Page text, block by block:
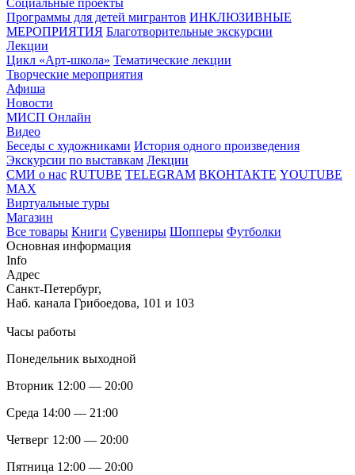
Социальные проекты
Программы для детей мигрантов ИНКЛЮЗИВНЫЕ
МЕРОПРИЯТИЯ Благотворительные экскурсии
Лекции
Цикл «Арт-школа» Тематические лекции
Творческие мероприятия
Афиша
Новости
МИСП Онлайн
Видео
Беседы с художниками История одного произведения
Экскурсии по выставкам Лекции
СМИ о нас RUTUBE TELEGRAM ВКОНТАКТЕ YOUTUBE
MAX
Виртуальные туры
Магазин
Все товары Книги Сувениры Шопперы Футболки
Основная информация
Info
Адрес
Санкт-Петербург,
Наб. канала Грибоедова, 101 и 103
Часы работы
Понедельник выходной
Вторник 12:00 — 20:00
Среда 14:00 — 21:00
Четверг 12:00 — 20:00
Пятница 12:00 — 20:00